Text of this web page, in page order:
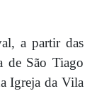
a partir das
de São Tiago
Igreja da Vila